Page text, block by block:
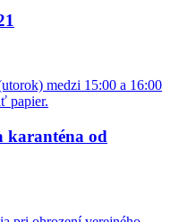
medzi 15:00 a 16:00
papier.
karanténa od